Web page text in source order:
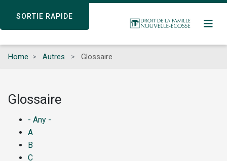
SORTIE RAPIDE
content
SORTIE RAPIDE
Home Autres Glossaire
Glossaire
- Any -
A
B
C